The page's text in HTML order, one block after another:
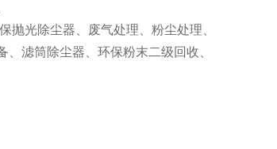
抛光除尘器、废气处理、粉尘处理、
滤筒除尘器、环保粉末二级回收、
师和一支训练有素、经验丰富的生